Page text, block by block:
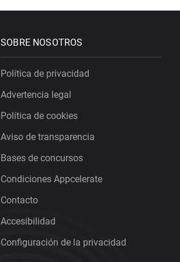
SOBRE NOSOTROS
Política de privacidad
Advertencia legal
Política de cookies
Aviso de transparencia
Bases de concursos
Condiciones Appcelerate
Contacto
Accesibilidad
Configuración de la privacidad